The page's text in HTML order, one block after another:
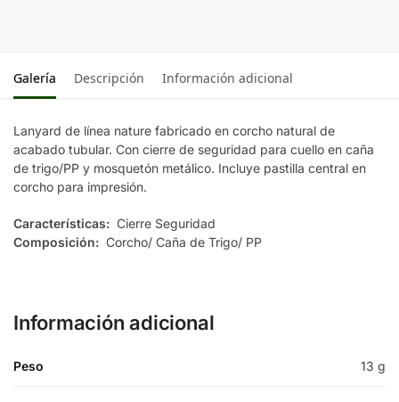
Galería Descripción Información adicional
Lanyard de línea nature fabricado en corcho natural de
acabado tubular. Con cierre de seguridad para cuello en caña
de trigo/PP y mosquetón metálico. Incluye pastilla central en
corcho para impresión.
Características: Cierre Seguridad
Composición: Corcho/ Caña de Trigo/ PP
Información adicional
Peso 13 g